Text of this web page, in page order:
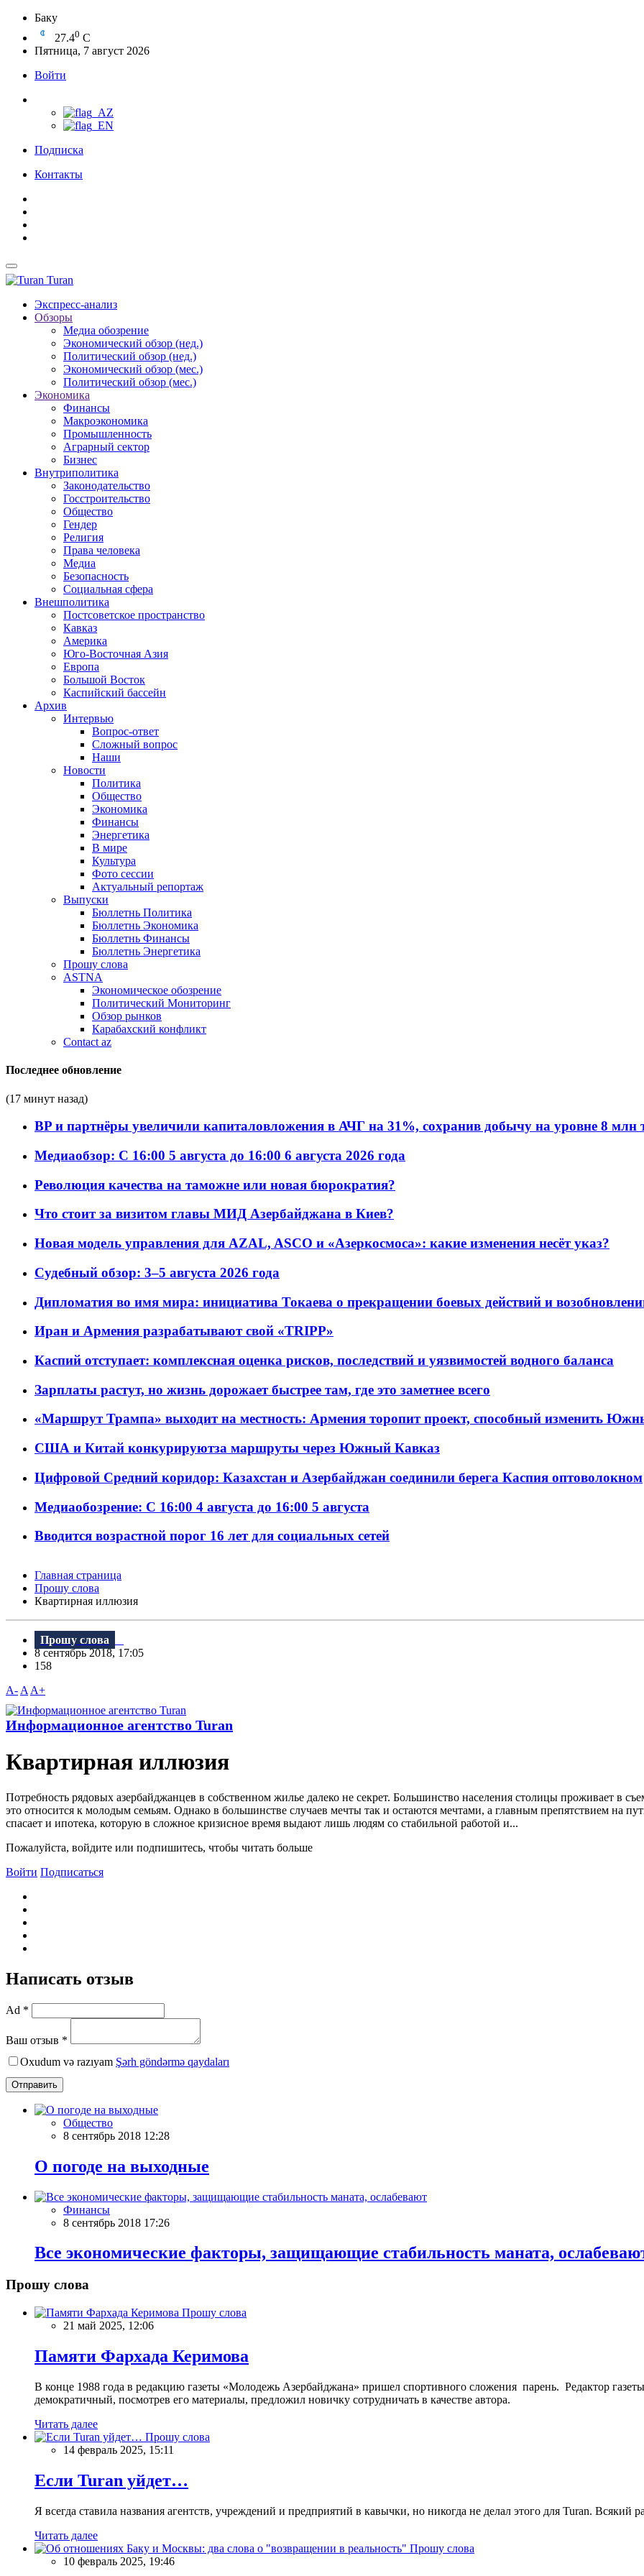
Баку
27.40 C
Пятница, 7 август 2026
Войти
Подписка
Контакты
Turan
Экспресс-анализ
Обзоры
Медиа обозрение
Экономический обзор (нед.)
Политический обзор (нед.)
Экономический обзор (мес.)
Политический обзор (мес.)
Экономика
Финансы
Макроэкономика
Промышленность
Аграрный сектор
Бизнес
Внутриполитика
Законодательство
Госстроительство
Общество
Гендер
Религия
Права человека
Медиа
Безопасность
Социальная сфера
Внешполитика
Постсоветское пространство
Кавказ
Америка
Юго-Восточная Азия
Европа
Большой Восток
Каспийский бассейн
Архив
Интервью
Вопрос-ответ
Сложный вопрос
Наши
Новости
Политика
Общество
Экономика
Финансы
Энергетика
В мире
Культура
Фото сессии
Актуальный репортаж
Выпуски
Бюллетнь Политика
Бюллетнь Экономика
Бюллетнь Финансы
Бюллетнь Энергетика
Прошу слова
ASTNA
Экономическое обозрение
Политический Мониторинг
Обзор рынков
Карабахский конфликт
Contact az
Последнее обновление
(17 минут назад)
BP и партнёры увеличили капиталовложения в АЧГ на 31%, сохранив добычу на уровне 8 млн
Медиаобзор: С 16:00 5 августа до 16:00 6 августа 2026 года
Революция качества на таможне или новая бюрократия?
Что стоит за визитом главы МИД Азербайджана в Киев?
Новая модель управления для AZAL, ASCO и «Азеркосмоса»: какие изменения несёт указ?
Судебный обзор: 3–5 августа 2026 года
Дипломатия во имя мира: инициатива Токаева о прекращении боевых действий и
Иран и Армения разрабатывают свой «TRIPP»
Каспий отступает: комплексная оценка рисков, последствий и уязвимостей водного баланса
Зарплаты растут, но жизнь дорожает быстрее там, где это заметнее всего
«Маршрут Трампа» выходит на местность: Армения торопит проект, способный изменить
США и Китай конкурируютза маршруты через Южный Кавказ
Цифровой Средний коридор: Казахстан и Азербайджан соединили берега Каспия оптоволокном
Медиаобозрение: С 16:00 4 августа до 16:00 5 августа
Вводится возрастной порог 16 лет для социальных сетей
Главная страница
Прошу слова
Квартирная иллюзия
Прошу слова
8 сентябрь 2018, 17:05
158
A- A A+
Информационное агентство Turan
Квартирная иллюзия
Потребность рядовых азербайджанцев в собственном жилье далеко не секрет. Большинство населения столицы проживает в
это относится к молодым семьям. Однако в большинстве случаев мечты так и остаются мечтами, а главным препятствием на
спасает и ипотека, которую в сложное кризисное время выдают лишь людям со стабильной работой и...
Пожалуйста, войдите или подпишитесь, чтобы читать больше
Войти Подписаться
Написать отзыв
Ad *
Ваш отзыв *
Oxudum və razıyam Şərh göndərmə qaydaları
Отправить
Общество
8 сентябрь 2018 12:28
О погоде на выходные
Финансы
8 сентябрь 2018 17:26
Все экономические факторы, защищающие стабильность маната,
Прошу слова
Прошу слова
21 май 2025, 12:06
Памяти Фархада Керимова
В конце 1988 года в редакцию газеты «Молодежь Азербайджана» пришел спортивного сложения парень. Редактор
демократичный, посмотрев его материалы, предложил новичку сотрудничать в качестве автора.
Читать далее
Прошу слова
14 февраль 2025, 15:11
Если Turan уйдет…
Я всегда ставила названия агентств, учреждений и предприятий в кавычки, но никогда не делал этого для Turan. Всякий
Читать далее
Прошу слова
10 февраль 2025, 19:46